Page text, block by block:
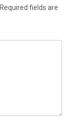
Required fields are